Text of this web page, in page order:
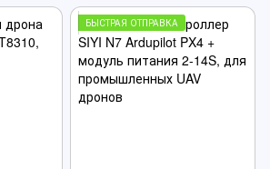
БЫСТРАЯ ОТПРАВКА